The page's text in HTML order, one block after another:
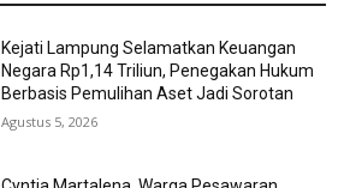
Kejati Lampung Selamatkan Keuangan
Negara Rp1,14 Triliun, Penegakan Hukum
Berbasis Pemulihan Aset Jadi Sorotan
Agustus 5, 2026